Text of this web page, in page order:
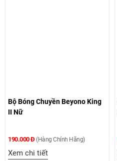
Bộ Bóng Chuyền Beyono King
II Nữ
190.000 Đ (Hàng Chính Hãng)
Xem chi tiết